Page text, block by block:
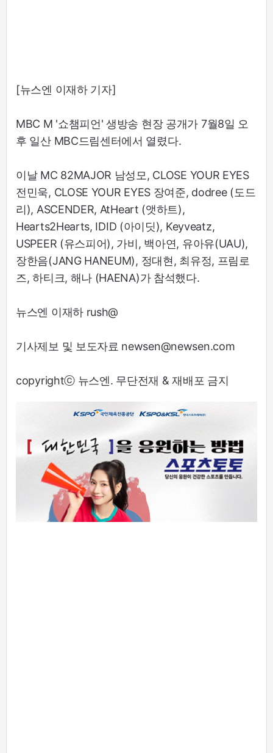
[뉴스엔 이재하 기자]
MBC M '쇼챔피언' 생방송 현장 공개가 7월8일 오
후 일산 MBC드림센터에서 열렸다.
이날 MC 82MAJOR 남성모, CLOSE YOUR EYES
전민욱, CLOSE YOUR EYES 장여준, dodree (도드
리), ASCENDER, AtHeart (앳하트),
Hearts2Hearts, IDID (아이딧), Keyveatz,
USPEER (유스피어), 가비, 백아연, 유아유(UAU),
장한음(JANG HANEUM), 정대현, 최유정, 프림로
즈, 하티크, 해나 (HAENA)가 참석했다.
뉴스엔 이재하 rush@
기사제보 및 보도자료 newsen@newsen.com
copyrightⓒ 뉴스엔. 무단전재 & 재배포 금지